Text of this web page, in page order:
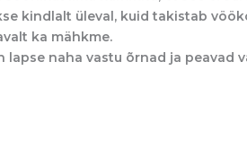
kindlalt üleval, kuid takistab
ka mähkme.
lapse naha vastu õrnad ja peavad